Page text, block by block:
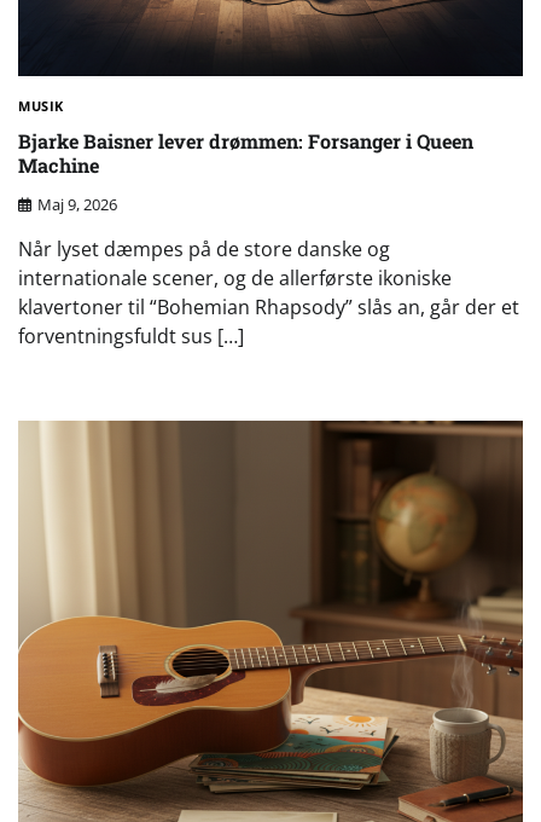
MUSIK
Bjarke Baisner lever drømmen: Forsanger i Queen
Machine
Maj 9, 2026
Når lyset dæmpes på de store danske og
internationale scener, og de allerførste ikoniske
klavertoner til “Bohemian Rhapsody” slås an, går der et
forventningsfuldt sus […]